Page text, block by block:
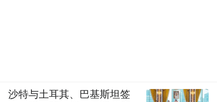
沙特与土耳其、巴基斯坦签